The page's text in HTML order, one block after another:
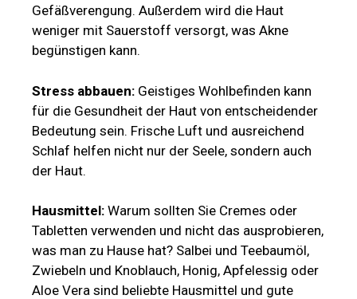
Gefäßverengung. Außerdem wird die Haut
weniger mit Sauerstoff versorgt, was Akne
begünstigen kann.
Stress abbauen: Geistiges Wohlbefinden kann
für die Gesundheit der Haut von entscheidender
Bedeutung sein. Frische Luft und ausreichend
Schlaf helfen nicht nur der Seele, sondern auch
der Haut.
Hausmittel: Warum sollten Sie Cremes oder
Tabletten verwenden und nicht das ausprobieren,
was man zu Hause hat? Salbei und Teebaumöl,
Zwiebeln und Knoblauch, Honig, Apfelessig oder
Aloe Vera sind beliebte Hausmittel und gute